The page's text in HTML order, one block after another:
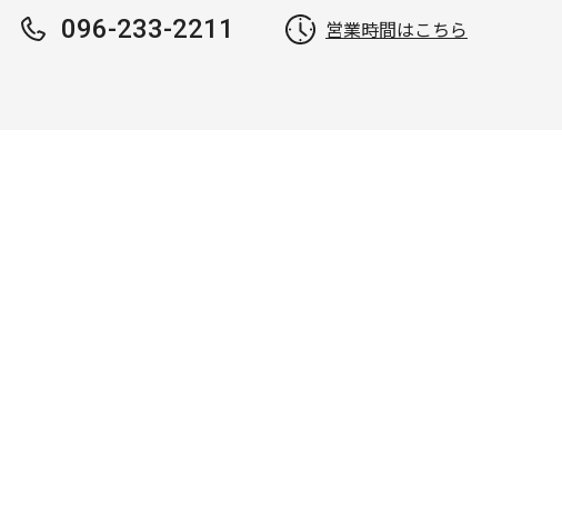
096-233-2211 営業時間はこちら